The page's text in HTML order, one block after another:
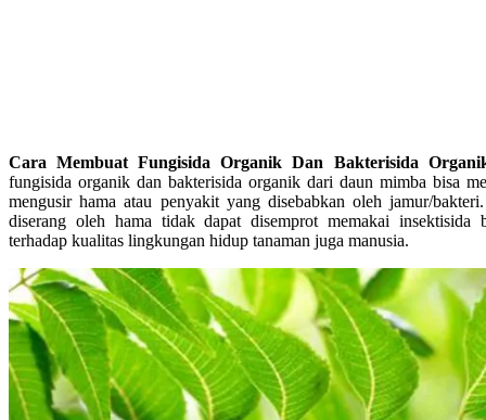
Cara Membuat Fungisida Organik Dan Bakterisida
fungisida organik dan bakterisida organik dari daun mimba bisa
mengusir hama atau penyakit yang disebabkan oleh jamur/
diserang oleh hama tidak dapat disemprot memakai insektisida
terhadap kualitas lingkungan hidup tanaman juga manusia.